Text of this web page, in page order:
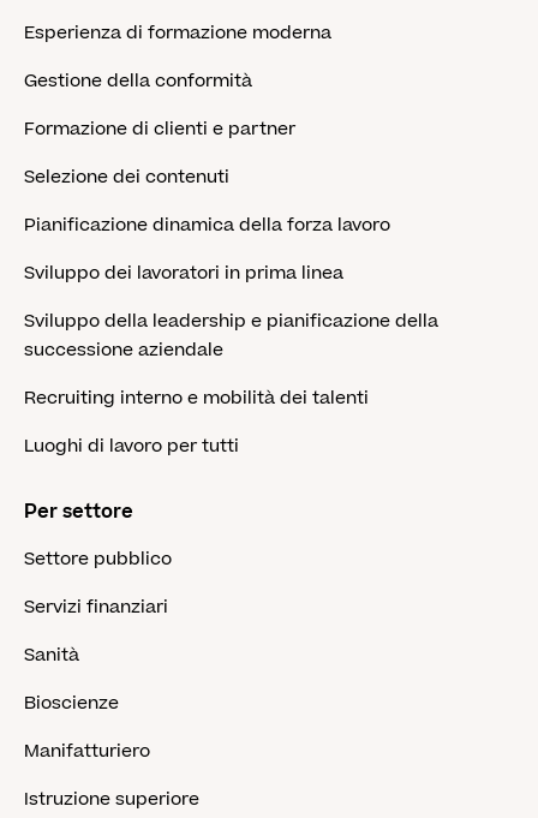
Esperienza di formazione moderna
Gestione della conformità
Formazione di clienti e partner
Selezione dei contenuti
Pianificazione dinamica della forza lavoro
Sviluppo dei lavoratori in prima linea
Sviluppo della leadership e pianificazione della
successione aziendale
Recruiting interno e mobilità dei talenti
Luoghi di lavoro per tutti
Per settore
Settore pubblico
Servizi finanziari
Sanità
Bioscienze
Manifatturiero
Istruzione superiore